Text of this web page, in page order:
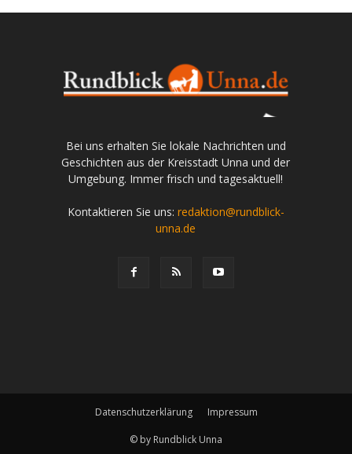
Bei uns erhalten Sie lokale Nachrichten und
Geschichten aus der Kreisstadt Unna und der
Umgebung. Immer frisch und tagesaktuell!
Kontaktieren Sie uns: redaktion@rundblick-
unna.de
Datenschutzerklärung Impressum
© by Rundblick Unna